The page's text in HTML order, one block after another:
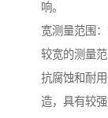
响。
宽测量范围
较宽的测量
抗腐蚀和耐
造，具有较